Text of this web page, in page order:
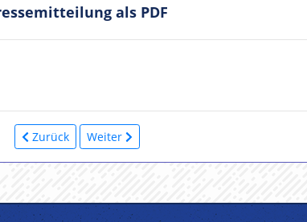
als PDF
Zurück Weiter